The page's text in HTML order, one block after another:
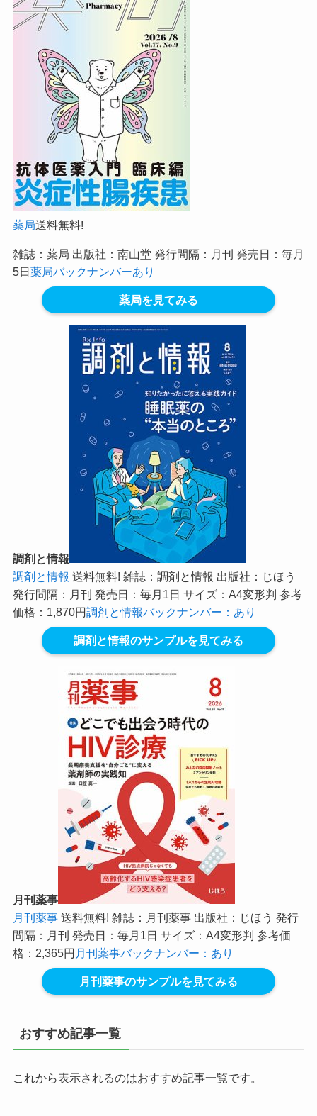
薬局送料無料!
雑誌：薬局 出版社：南山堂 発行間隔：月刊 発売日：毎月
5日薬局バックナンバーあり
薬局を見てみる
調剤と情報
調剤と情報 送料無料! 雑誌：調剤と情報 出版社：じほう
発行間隔：月刊 発売日：毎月1日 サイズ：A4変形判 参考
価格：1,870円調剤と情報バックナンバー：あり
調剤と情報のサンプルを見てみる
月刊薬事
月刊薬事送料無料! 雑誌：月刊薬事 出版社：じほう 発行
間隔：月刊 発売日：毎月1日 サイズ：A4変形判 参考価
格：2,365円 月刊薬事バックナンバー：あり
月刊薬事のサンプルを見てみる
おすすめ記事一覧
これから表示されるのはおすすめ記事一覧です。